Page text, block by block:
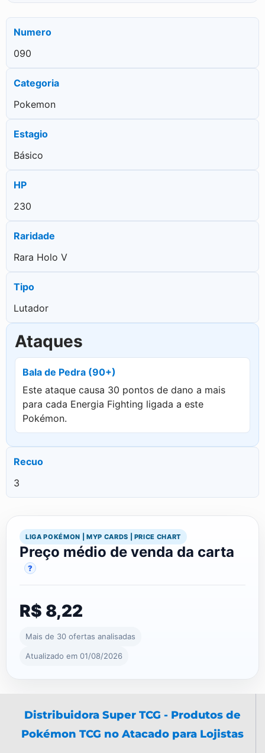
Numero
090
Categoria
Pokemon
Estagio
Básico
HP
230
Raridade
Rara Holo V
Tipo
Lutador
Ataques
Bala de Pedra (90+)
Este ataque causa 30 pontos de dano a mais
para cada Energia Fighting ligada a este
Pokémon.
Recuo
3
LIGA POKÉMON | MYP CARDS | PRICE CHART
Preço médio de venda da carta
?
R$ 8,22
Mais de 30 ofertas analisadas
Atualizado em 01/08/2026
Distribuidora Super TCG - Produtos de
Pokémon TCG no Atacado para Lojistas